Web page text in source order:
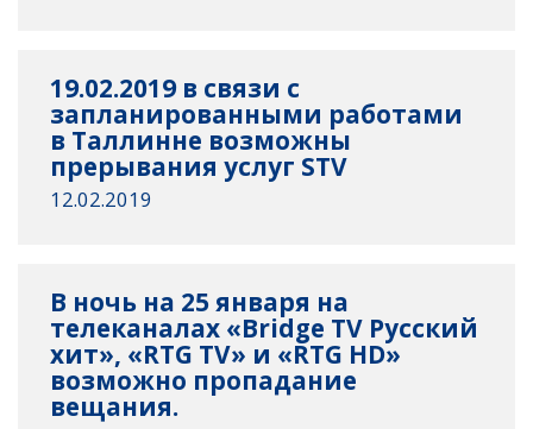
19.02.2019 в связи с
запланированными работами
в Таллинне возможны
прерывания услуг STV
12.02.2019
В ночь на 25 января на
телеканалах «Bridge TV Русский
хит», «RTG TV» и «RTG HD»
возможно пропадание
вещания.